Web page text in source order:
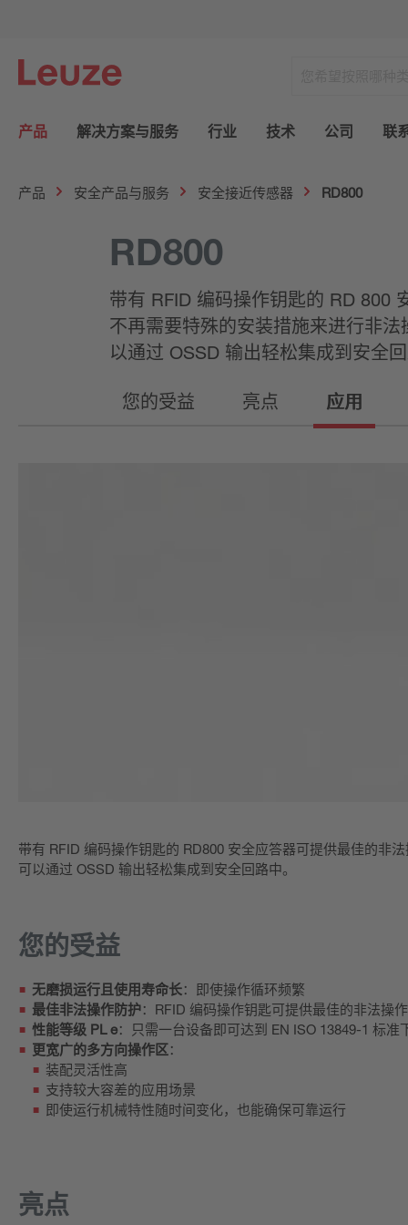
产品 解决方案与服务 行业 技术 公司 联
产品 安全产品与服务 安全接近传感器 RD800
RD800
带有 RFID 编码操作钥匙的 RD 800
不再需要特殊的安装措施来进行非
以通过 OSSD 输出轻松集成到安全
您的受益 亮点 应用
带有 RFID 编码操作钥匙的 RD800 安全应答器可提供最佳的非
可以通过 OSSD 输出轻松集成到安全回路中。
您的受益
无磨损运行且使用寿命长：即使操作循环频繁
最佳非法操作防护：RFID 编码操作钥匙可提供最佳的非法操
性能等级 PL e：只需一台设备即可达到 EN ISO 13849-1 标准
更宽广的多方向操作区：
装配灵活性高
支持较大容差的应用场景
即使运行机械特性随时间变化，也能确保可靠运行
亮点